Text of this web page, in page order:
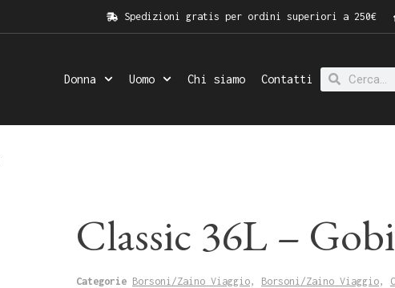
Spedizioni gratis per ordini superiori a 250€
Donna Uomo Chi siamo Contatti
Classic 36L –
Categorie Borsoni/Zaino Viaggio, Borsoni/Zaino Viaggio,